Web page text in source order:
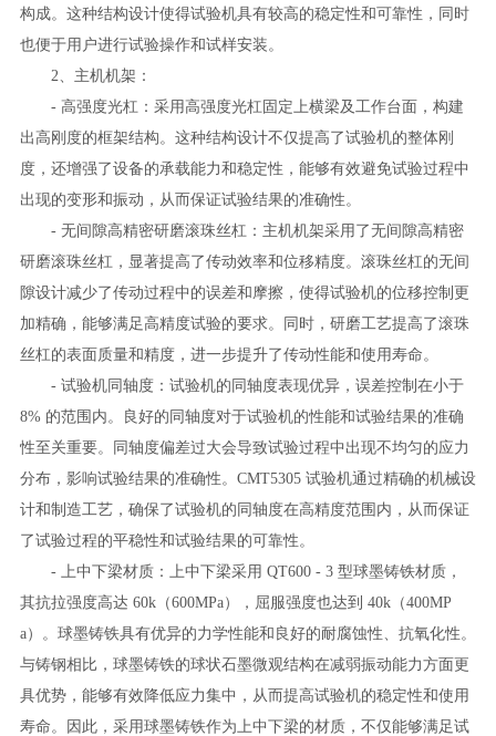
构成。这种结构设计使得试验机具有较高的稳定性和可靠性，同时
也便于用户进行试验操作和试样安装。
2、主机机架：
- 高强度光杠：采用高强度光杠固定上横梁及工作台面，构建
出高刚度的框架结构。这种结构设计不仅提高了试验机的整体刚
度，还增强了设备的承载能力和稳定性，能够有效避免试验过程中
出现的变形和振动，从而保证试验结果的准确性。
- 无间隙高精密研磨滚珠丝杠：主机机架采用了无间隙高精密
研磨滚珠丝杠，显著提高了传动效率和位移精度。滚珠丝杠的无间
隙设计减少了传动过程中的误差和摩擦，使得试验机的位移控制更
加精确，能够满足高精度试验的要求。同时，研磨工艺提高了滚珠
丝杠的表面质量和精度，进一步提升了传动性能和使用寿命。
- 试验机同轴度：试验机的同轴度表现优异，误差控制在小于
8% 的范围内。良好的同轴度对于试验机的性能和试验结果的准确
性至关重要。同轴度偏差过大会导致试验过程中出现不均匀的应力
分布，影响试验结果的准确性。CMT5305 试验机通过精确的机械设
计和制造工艺，确保了试验机的同轴度在高精度范围内，从而保证
了试验过程的平稳性和试验结果的可靠性。
- 上中下梁材质：上中下梁采用 QT600 - 3 型球墨铸铁材质，
其抗拉强度高达 60k（600MPa），屈服强度也达到 40k（400MP
a）。球墨铸铁具有优异的力学性能和良好的耐腐蚀性、抗氧化性。
与铸钢相比，球墨铸铁的球状石墨微观结构在减弱振动能力方面更
具优势，能够有效降低应力集中，从而提高试验机的稳定性和使用
寿命。因此，采用球墨铸铁作为上中下梁的材质，不仅能够满足试